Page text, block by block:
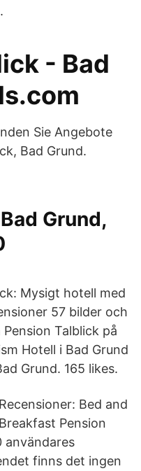
- Bad
Sie Angebote
Bad Grund.
Grund,
Mysigt hotell med
57 bilder och
Talblick på
Hotell i Bad Grund
Grund. 165 likes.
Recensioner: Bed and
Breakfast Pension
användares
finns det ingen